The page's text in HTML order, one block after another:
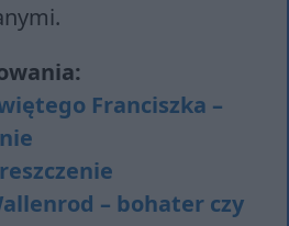
Franciszka –
– bohater czy